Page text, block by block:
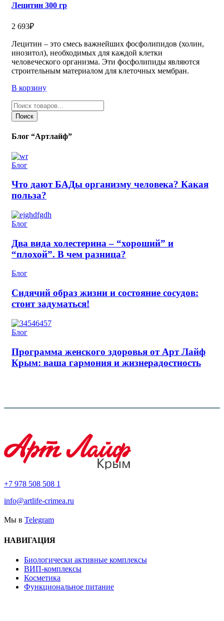
Лецитин 300 гр
2 693₽
Лецитин – это смесь важнейших фосфолипидов (холин,
инозитол), необходимых для каждой клетки
человеческого организма. Эти фосфолипиды являются
строительным материалом для клеточных мембран.
В корзину
товаров
Поиск
Блог “Артлайф”
Блог
Что дают БАДы организму человека? Какая
польза?
Блог
Два вида холестерина – “хороший” и
“плохой”. В чем разница?
Блог
Сидячий образ жизни и состояние сосудов:
стоит задуматься!
Блог
Программа женского здоровья от Арт Лайф
Крым: ваша гармония и жизнерадостность
+7 978 508 508 1
info@artlife-crimea.ru
Мы в Telegram
НАВИГАЦИЯ
Биологически активные комплексы
ВИП-комплексы
Косметика
Функциональное питание